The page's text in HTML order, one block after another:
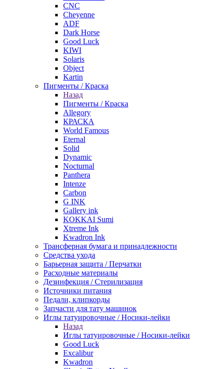
CNC
Cheyenne
ADF
Dark Horse
Good Luck
KIWI
Solaris
Object
Kartin
Пигменты / Краска
Назад
Пигменты / Краска
Allegory
КРАСКА
World Famous
Eternal
Solid
Dynamic
Nocturnal
Panthera
Intenze
Carbon
G INK
Gallery ink
KOKKAI Sumi
Xtreme Ink
Kwadron Ink
Трансферная бумага и принадлежности
Средства ухода
Барьерная защита / Перчатки
Расходные материалы
Дезинфекция / Стерилизация
Источники питания
Педали, клипкорды
Запчасти для тату машинок
Иглы татуировочные / Носики-лейки
Назад
Иглы татуировочные / Носики-лейки
Good Luck
Excalibur
Kwadron